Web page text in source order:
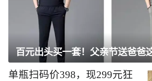
单瓶扫码价398，现299元狂